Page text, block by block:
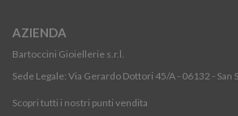
AZIENDA
Bartoccini Gioiellerie s.r.l.
Sede Legale: Via Gerardo Dottori 45/A - 06132 - San
Scopri tutti i nostri punti vendita